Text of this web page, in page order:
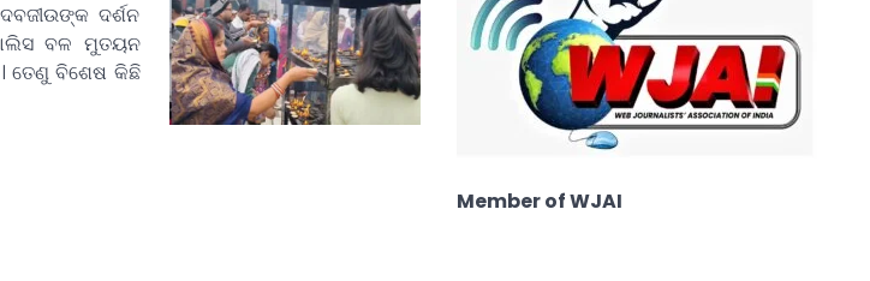
ଦର୍ଶନ
ବଳ ମୁତୟନ
ତେଣୁ ବିଶେଷ କିଛି
Member of WJAI